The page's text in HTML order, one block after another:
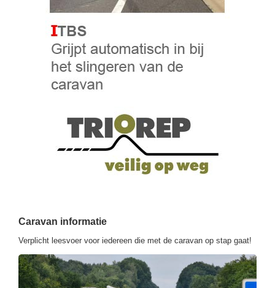
Caravan informatie
Verplicht leesvoer voor iedereen die met de caravan op stap gaat!